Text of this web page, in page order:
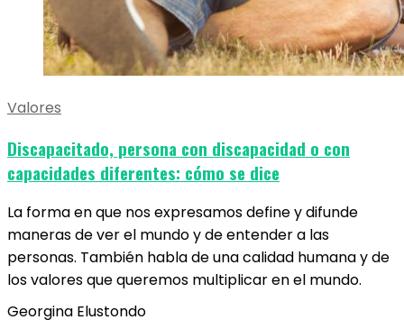
Valores
Discapacitado, persona con discapacidad o con
capacidades diferentes: cómo se dice
La forma en que nos expresamos define y difunde
maneras de ver el mundo y de entender a las
personas. También habla de una calidad humana y de
los valores que queremos multiplicar en el mundo.
Georgina Elustondo